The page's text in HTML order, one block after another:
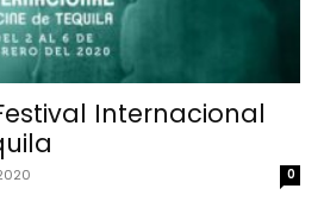
Internacional
0